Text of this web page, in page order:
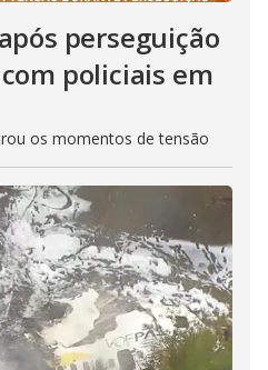
perseguição
policiais em
os momentos de tensão